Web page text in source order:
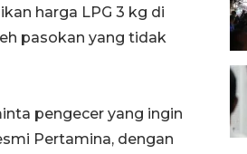
harga LPG 3 kg di
pasokan yang tidak
pengecer yang ingin
Pertamina, dengan